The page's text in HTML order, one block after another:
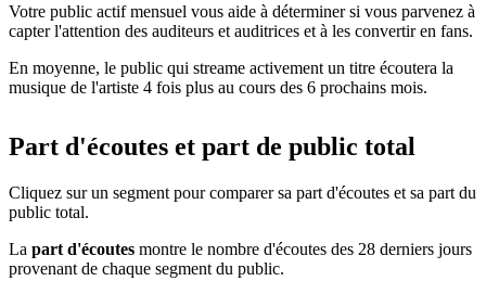
Votre public actif mensuel vous aide à déterminer si vous parvenez à
capter l'attention des auditeurs et auditrices et à les convertir en fans.
En moyenne, le public qui streame activement un titre écoutera la
musique de l'artiste 4 fois plus au cours des 6 prochains mois.
Part d'écoutes et part de public total
Cliquez sur un segment pour comparer sa part d'écoutes et sa part du
public total.
La part d'écoutes montre le nombre d'écoutes des 28 derniers jours
provenant de chaque segment du public.